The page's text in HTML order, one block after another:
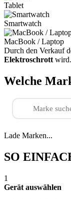
Tablet
Smartwatch
MacBook / Laptop
Durch den Verkauf
Elektroschrott
Welche
Lade Marken...
SO
1
Gerät auswählen